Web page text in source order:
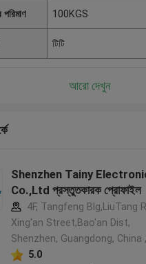
পরিমাণ 100KGS
টিটি
আরো দেখুন
Shenzhen Tainy
Co.,Ltd প্রস্তুতকারক প্রোফাইল
4F, Tangfeng Blg,LiuTang
Xing'an Street,Bao'an Dist,
Shenzhen, Guangdong, China
5.0